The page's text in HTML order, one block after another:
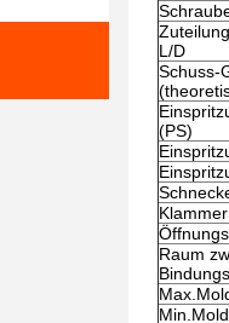
L/D
Schuss-
(PS)
Raum